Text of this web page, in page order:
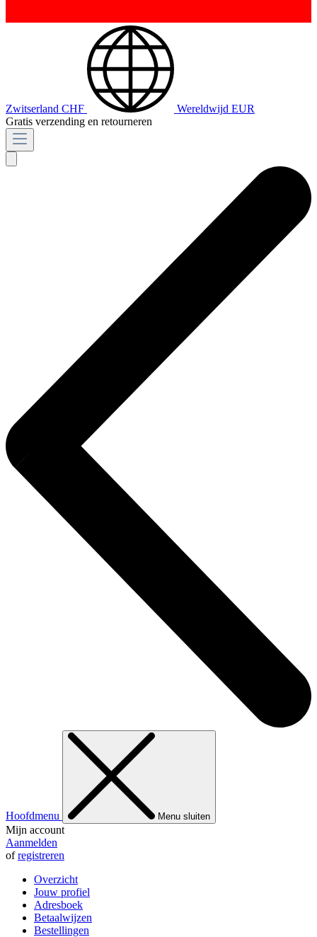
Zwitserland CHF Wereldwijd EUR
Gratis verzending en retourneren
Hoofdmenu Menu sluiten
Mijn account
Aanmelden
ofregistreren
Overzicht
Jouw profiel
Adresboek
Betaalwijzen
Bestellingen